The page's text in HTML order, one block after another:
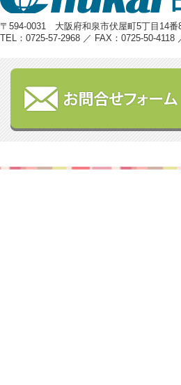
〒594-0031 大阪府和泉市伏屋町5丁目14
TEL：0725-57-2968 ／ FAX：0725-50-4118